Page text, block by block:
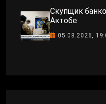
Скупщик
Актобе
05.08.2026,